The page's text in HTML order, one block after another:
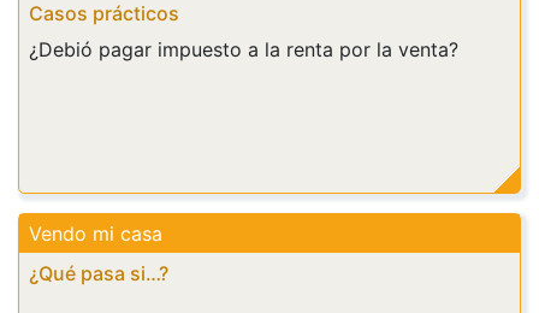
Casos prácticos
¿Debió pagar impuesto a la renta por la venta?
¿Qué pasa si…?
Vendo mi casa